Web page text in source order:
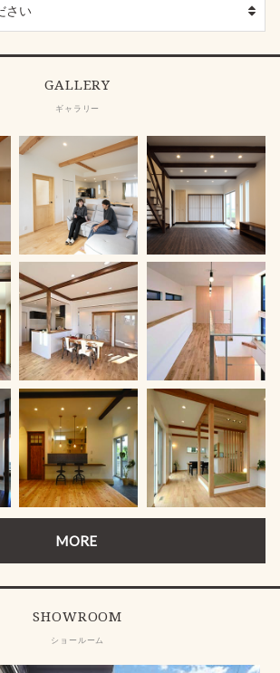
GALLERY
ギャラリー
MORE
SHOWROOM
ショールーム